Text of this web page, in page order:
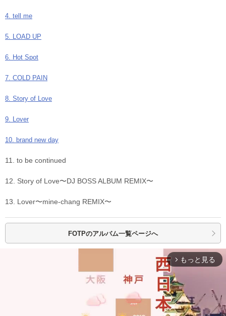
4. tell me
5. LOAD UP
6. Hot Spot
7. COLD PAIN
8. Story of Love
9. Lover
10. brand new day
11. to be continued
12. Story of Love〜DJ BOSS ALBUM REMIX〜
13. Lover〜mine-chang REMIX〜
FOTPのアルバム一覧ページへ
arrow_forward_ios もっと見る